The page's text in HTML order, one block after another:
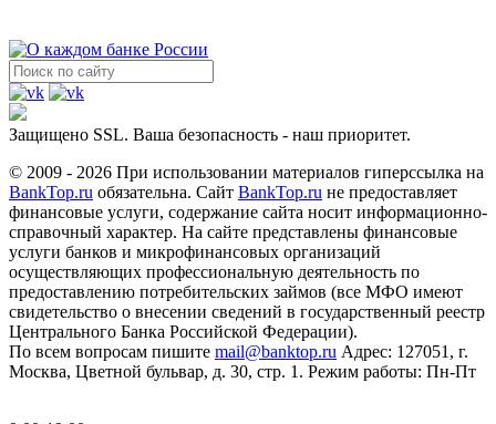
Защищено SSL. Ваша безопасность - наш приоритет.
© 2009 - 2026 При использовании материалов гиперссылка на
BankTop.ru обязательна. Сайт BankTop.ru не предоставляет
финансовые услуги, содержание сайта носит информационно-
справочный характер. На сайте представлены финансовые
услуги банков и микрофинансовых организаций
осуществляющих профессиональную деятельность по
предоставлению потребительских займов (все МФО имеют
свидетельство о внесении сведений в государственный реестр
Центрального Банка Российской Федерации).
По всем вопросам пишите mail@banktop.ru Адрес: 127051, г.
Москва, Цветной бульвар, д. 30, стр. 1. Режим работы: Пн-Пт